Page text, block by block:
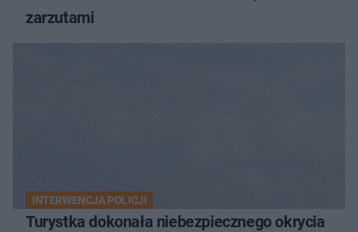
zarzutami
INTERWENCJA POLICJI
Turystka dokonała niebezpiecznego okrycia